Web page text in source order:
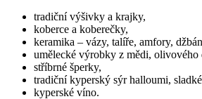
tradiční výšivky a krajky,
koberce a koberečky,
keramika – vázy, talíře, amfory,
umělecké výrobky z mědi, olivového
stříbrné šperky,
tradiční kyperský sýr halloumi,
kyperské víno.